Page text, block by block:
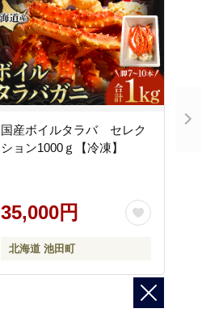
国産ボイルタラバ セレク
ション1000ｇ【冷凍】
35,000円
北海道 池田町